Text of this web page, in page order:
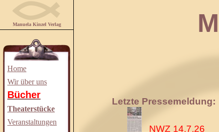
Manuela Kinzel Verlag
Home
Wir über uns
Bücher
Theaterstücke
Veranstaltungen
Letzte Pressemeldung:
NWZ 14.7.26